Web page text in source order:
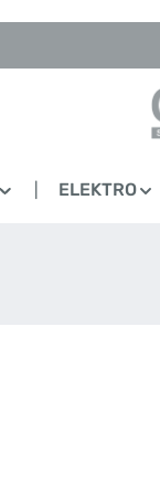
ELEKTRO